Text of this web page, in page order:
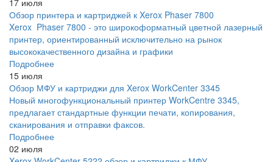
17 июля
Обзор принтера и картриджей к Xerox Phaser 7800
Xerox Phaser 7800 - это широкоформатный цветной лазерный
принтер, ориентированный исключительно на рынок
высококачественного дизайна и графики
Подробнее
15 июля
Обзор МФУ и картриджи для Xerox WorkCenter 3345
Новый многофункциональный принтер WorkCentre 3345,
предлагает стандартные функции печати, копирования,
сканирования и отправки факсов.
Подробнее
02 июля